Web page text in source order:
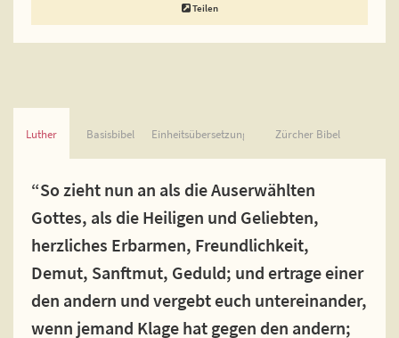
Teilen
Luther Basisbibel Einheitsübersetzung Zürcher Bibel
“So zieht nun an als die Auserwählten
Gottes, als die Heiligen und Geliebten,
herzliches Erbarmen, Freundlichkeit,
Demut, Sanftmut, Geduld; und ertrage einer
den andern und vergebt euch untereinander,
wenn jemand Klage hat gegen den andern;